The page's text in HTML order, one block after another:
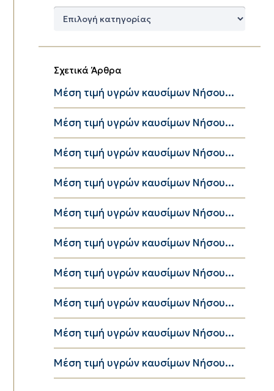
Δημοφιλείς
Σχετικά Άρθρα
Μέση τιμή υγρών καυσίμων Νήσου...
Μέση τιμή υγρών καυσίμων Νήσου...
Μέση τιμή υγρών καυσίμων Νήσου...
Μέση τιμή υγρών καυσίμων Νήσου...
Μέση τιμή υγρών καυσίμων Νήσου...
Μέση τιμή υγρών καυσίμων Νήσου...
Μέση τιμή υγρών καυσίμων Νήσου...
Μέση τιμή υγρών καυσίμων Νήσου...
Μέση τιμή υγρών καυσίμων Νήσου...
Μέση τιμή υγρών καυσίμων Νήσου...